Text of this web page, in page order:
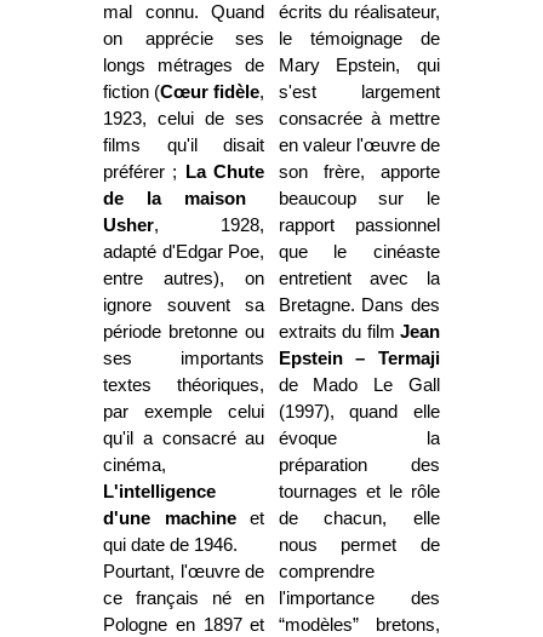
mal connu. Quand
on apprécie ses
longs métrages de
fiction (Cœur fidèle,
1923, celui de ses
films qu'il disait
préférer ;
La Chute
de la maison
Usher, 1928,
adapté d'Edgar Poe,
entre autres), on
ignore souvent sa
période bretonne ou
ses importants
textes théoriques,
par exemple celui
qu'il a consacré au
cinéma,
L'intelligence
d'une machineet
qui date de 1946.
Pourtant, l'œuvre de
ce français né en
Pologne en 1897 et
écrits du réalisateur,
le témoignage de
Mary Epstein, qui
s'est largement
consacrée à mettre
en valeur l'œuvre de
son frère, apporte
beaucoup sur le
rapport passionnel
que le cinéaste
entretient avec la
Bretagne. Dans des
extraits du film Jean
Epstein – Termaji
de Mado Le Gall
(1997), quand elle
évoque la
préparation des
tournages et le rôle
de chacun, elle
nous permet de
comprendre
l'importance des
“modèles” bretons,